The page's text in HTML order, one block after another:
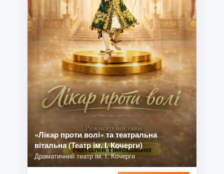
«Лікар проти волі» та театральна
вітальна (Театр ім. І. Кочерги)
Драматичний театр ім. І. Кочерги